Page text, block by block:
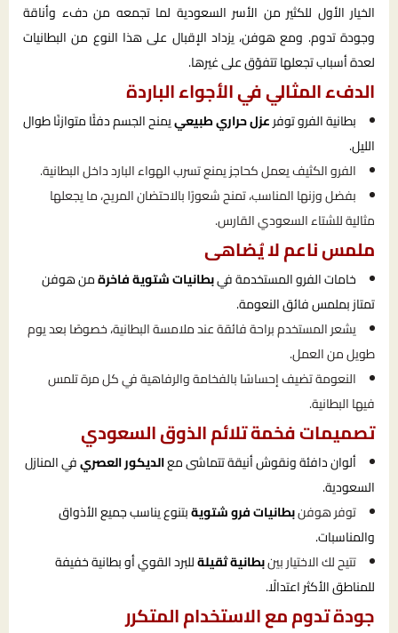
الخيار الأول للكثير من الأسر السعودية لما تجمعه من دفء وأناقة
وجودة تدوم. ومع هوفن، يزداد الإقبال على هذا النوع من البطانيات
لعدة أسباب تجعلها تتفوّق على غيرها.
الدفء المثالي في الأجواء الباردة
بطانية الفرو توفرعزل حراري طبيعييمنح الجسم دفئًا متوازنًا طوال
الليل.
الفرو الكثيف يعمل كحاجز يمنع تسرب الهواء البارد داخل البطانية.
بفضل وزنها المناسب، تمنح شعورًا بالاحتضان المريح، ما يجعلها
مثالية للشتاء السعودي القارس.
ملمس ناعم لا يُضاهى
خامات الفرو المستخدمة فيبطانيات شتوية فاخرةمن هوفن
تمتاز بملمس فائق النعومة.
يشعر المستخدم براحة فائقة عند ملامسة البطانية، خصوصًا بعد يوم
طويل من العمل.
النعومة تضيف إحساسًا بالفخامة والرفاهية في كل مرة تلمس
فيها البطانية.
تصميمات فخمة تلائم الذوق السعودي
ألوان دافئة ونقوش أنيقة تتماشى معالديكور العصريفي المنازل
السعودية.
توفر هوفنبطانيات فرو شتويةبتنوع يناسب جميع الأذواق
والمناسبات.
تتيح لك الاختيار بينبطانية ثقيلةللبرد القوي أو بطانية خفيفة
للمناطق الأكثر اعتدالًا.
جودة تدوم مع الاستخدام المتكرر